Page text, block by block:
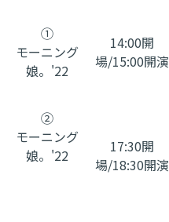
①
モーニング
娘。'22
14:00開
場/15:00開演
②
​モーニング
娘。'22
17:30開
場/18:30開演